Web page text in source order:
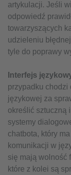
artykulacji. Jeśli
odpowiedź
towarzyszących
udzieleniu
tyle do poprawy
Interfejs
przypadku chodzi
językowej za
określić sztuczną
systemy
chatbota, który
komunikacji w
się mają wolność
które z kolei są